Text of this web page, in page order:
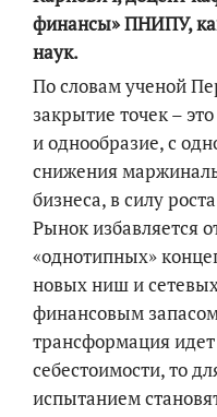
финансы»ПНИПУ,
наук.
По словам ученой
закрытие точек –
и однообразие, с
снижения
бизнеса, в силу
Рынок избавляется
«однотипных»
новых ниш и
финансовым
трансформация идет
себестоимости, то
испытанием